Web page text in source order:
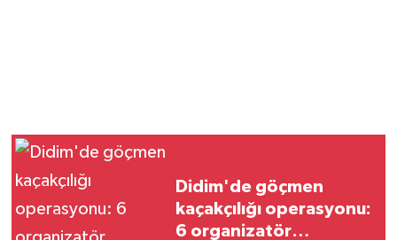
Didim'de göçmen
kaçakçılığı operasyonu:
6 organizatör